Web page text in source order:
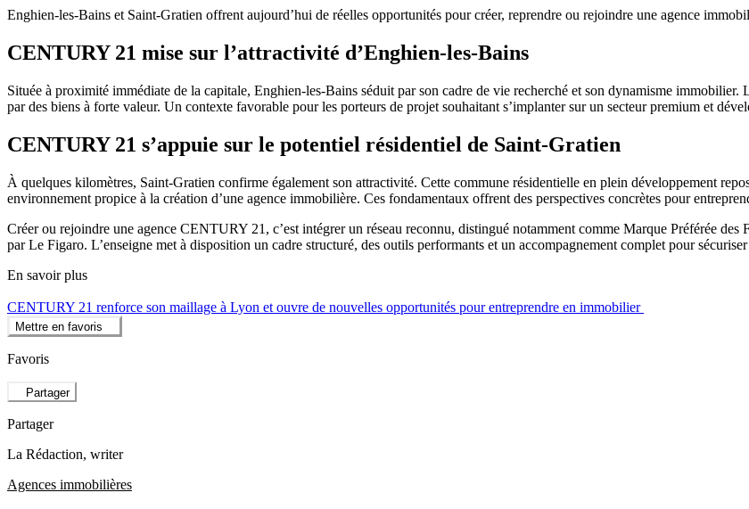
Enghien-les-Bains et Saint-Gratien offrent aujourd’hui de réelles opportunités pour créer, reprendre ou rejoindre une agence
CENTURY 21 mise sur l’attractivité d’Enghien-les-Bains
Située à proximité immédiate de la capitale, Enghien-les-Bains séduit par son cadre de vie recherché et son dynamisme
par des biens à forte valeur. Un contexte favorable pour les porteurs de projet souhaitant s’implanter sur un secteur premium et
CENTURY 21 s’appuie sur le potentiel résidentiel de Saint-Gratien
À quelques kilomètres, Saint-Gratien confirme également son attractivité. Cette commune résidentielle en plein développement
environnement propice à la création d’une agence immobilière. Ces fondamentaux offrent des perspectives concrètes pour
Créer ou rejoindre une agence CENTURY 21, c’est intégrer un réseau reconnu, distingué notamment comme Marque Préférée
par Le Figaro. L’enseigne met à disposition un cadre structuré, des outils performants et un accompagnement complet pour
En savoir plus
CENTURY 21 renforce son maillage à Lyon et ouvre de nouvelles opportunités pour entreprendre en immobilier
Mettre en favoris
Favoris
Partager
Partager
La Rédaction, writer
Agences immobilières